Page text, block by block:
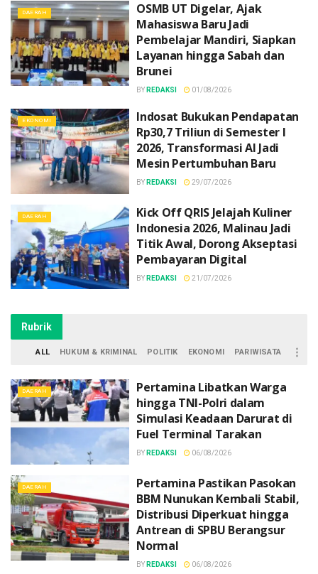
DAERAH
OSMB UT Digelar, Ajak
Mahasiswa Baru Jadi
Pembelajar Mandiri, Siapkan
Layanan hingga Sabah dan
Brunei
BY REDAKSI 01/08/2026
EKONOMI
Indosat Bukukan Pendapatan
Rp30,7 Triliun di Semester I
2026, Transformasi AI Jadi
Mesin Pertumbuhan Baru
BY REDAKSI 29/07/2026
DAERAH
Kick Off QRIS Jelajah Kuliner
Indonesia 2026, Malinau Jadi
Titik Awal, Dorong Akseptasi
Pembayaran Digital
BY REDAKSI 21/07/2026
Rubrik
ALL HUKUM & KRIMINAL POLITIK EKONOMI PARIWISATA
DAERAH
Pertamina Libatkan Warga
hingga TNI-Polri dalam
Simulasi Keadaan Darurat di
Fuel Terminal Tarakan
BY REDAKSI 06/08/2026
DAERAH
Pertamina Pastikan Pasokan
BBM Nunukan Kembali Stabil,
Distribusi Diperkuat hingga
Antrean di SPBU Berangsur
Normal
BY REDAKSI 06/08/2026